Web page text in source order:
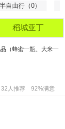
半自由行（0）
稻城亚丁
（蜂蜜一瓶、大米一
32人推荐 92%满意